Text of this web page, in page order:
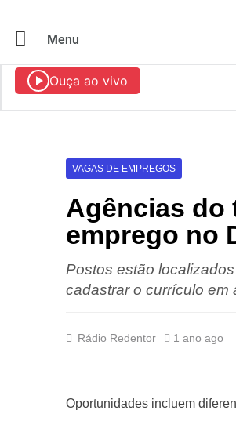
Menu
Ouça ao vivo
VAGAS DE EMPREGOS
Agências do
emprego no
Postos estão
cadastrar o currículo em
Rádio Redentor 1 ano ago
Oportunidades incluem